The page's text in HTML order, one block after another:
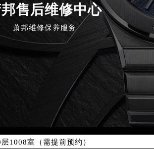
售后维修中心
萧邦维修保养服务
陆、香港、澳门、台湾全部区域（非大
层1102室（北京总部）（需提前预约）
需提前预约）
室（需提前预约）
需提前预约）
（需提前预约）
C1-1室（需提前预约）
1008室（需提前预约）